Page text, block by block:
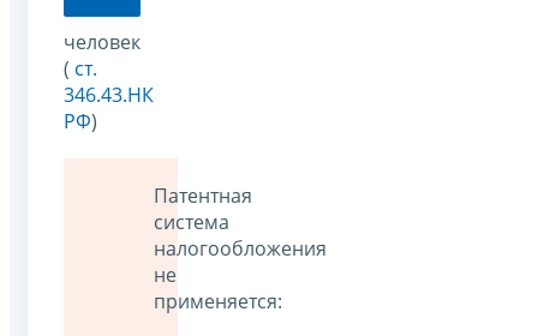
человек
( ст.
346.43.НК
РФ)
Патентная
система
налогообложения
не
применяется: